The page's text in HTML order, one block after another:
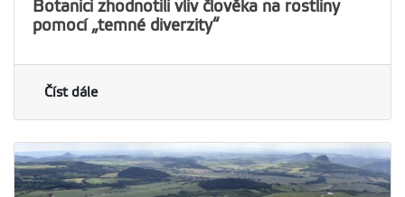
Botanici zhodnotili vliv člověka na rostliny
pomocí „temné diverzity“
Číst dále